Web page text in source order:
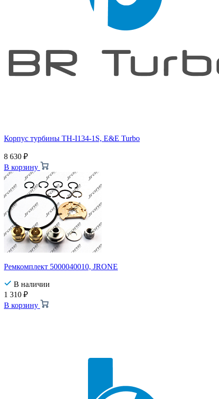
Корпус турбины TH-I134-1S, E&E Turbo
8 630 ₽
В корзину
Ремкомплект 5000040010, JRONE
В наличии
1 310 ₽
В корзину